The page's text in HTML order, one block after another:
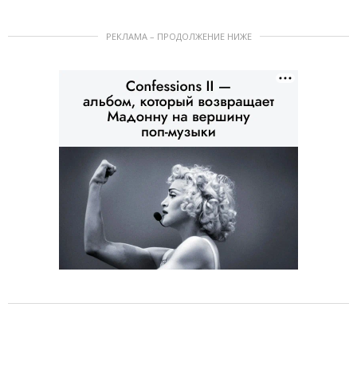
РЕКЛАМА – ПРОДОЛЖЕНИЕ НИЖЕ